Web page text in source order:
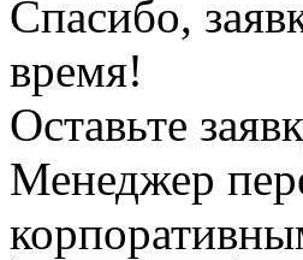
Спасибо,
время!
Оставьте
Менеджер